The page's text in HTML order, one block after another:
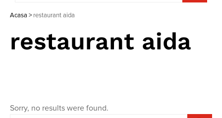
Acasa > restaurant aida
restaurant aida
Sorry, no results were found.